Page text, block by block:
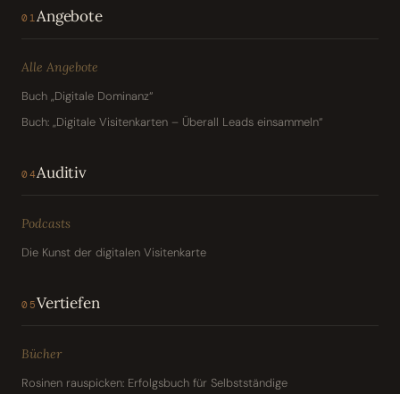
01Angebote
Alle Angebote
Buch „Digitale Dominanz“
Buch: „Digitale Visitenkarten – Überall Leads einsammeln“
04Auditiv
Podcasts
Die Kunst der digitalen Visitenkarte
05Vertiefen
Bücher
Rosinen rauspicken: Erfolgsbuch für Selbstständige